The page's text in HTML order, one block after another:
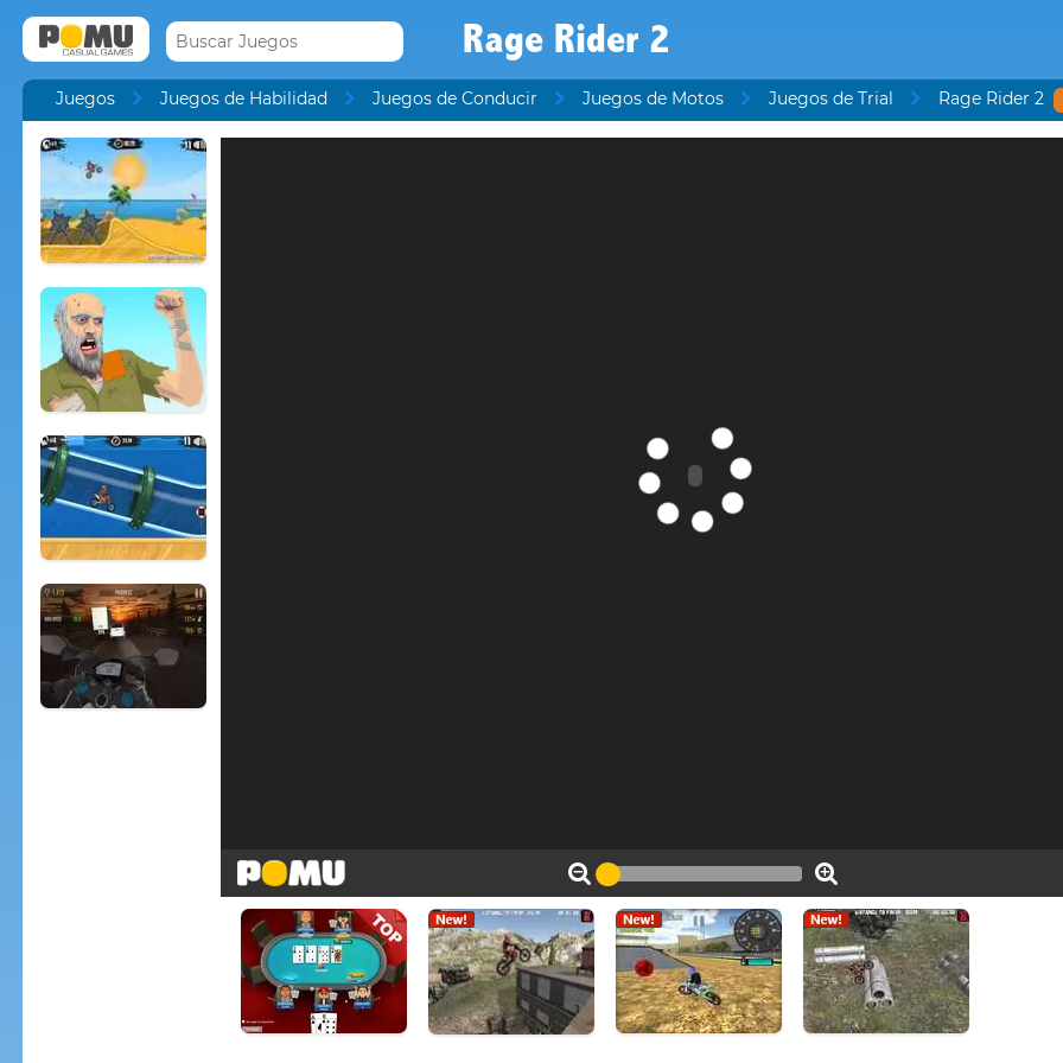
Rage Rider 2
Juegos Juegos de Habilidad Juegos de Conducir Juegos de Motos Juegos de Trial Rage Rider 2